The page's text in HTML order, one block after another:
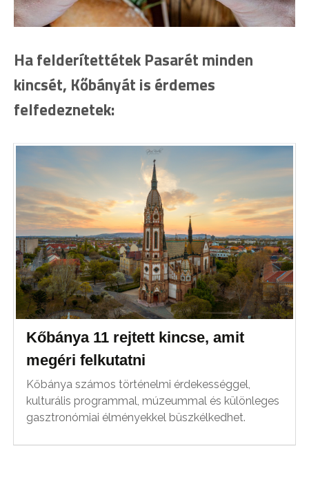
Ha felderítettétek Pasarét minden
kincsét, Kőbányát is érdemes
felfedeznetek:
Kőbánya 11 rejtett kincse, amit
megéri felkutatni
Kőbánya számos történelmi érdekességgel,
kulturális programmal, múzeummal és különleges
gasztronómiai élményekkel büszkélkedhet.